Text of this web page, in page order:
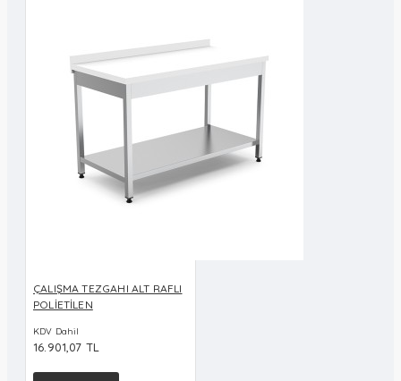
ÇALIŞMA TEZGAHI ALT RAFLI
POLİETİLEN
KDV Dahil
16.901,07 TL